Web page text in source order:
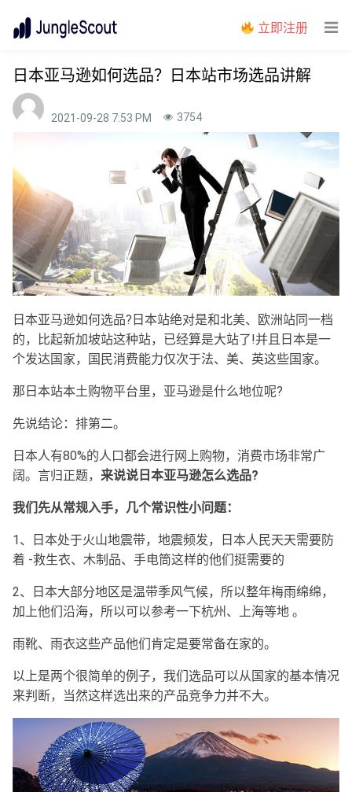
立即注册
日本亚马逊如何选品？日本站市场选品讲解
2021-09-28 7:53 PM 3754
日本亚马逊如何选品?日本站绝对是和北美、欧洲站同一档
的，比起新加坡站这种站，已经算是大站了!并且日本是一
个发达国家，国民消费能力仅次于法、美、英这些国家。
那日本站本土购物平台里，亚马逊是什么地位呢?
先说结论：排第二。
日本人有80%的人口都会进行网上购物，消费市场非常广
阔。言归正题， 来说说日本亚马逊怎么选品?
我们先从常规入手，几个常识性小问题：
1、日本处于火山地震带，地震频发，日本人民天天需要防
着 -救生衣、木制品、手电筒这样的他们挺需要的
2、日本大部分地区是温带季风气候，所以整年梅雨绵绵，
加上他们沿海，所以可以参考一下杭州、上海等地 。
雨靴、雨衣这些产品他们肯定是要常备在家的。
以上是两个很简单的例子，我们选品可以从国家的基本情况
来判断，当然这样选出来的产品竞争力并不大。